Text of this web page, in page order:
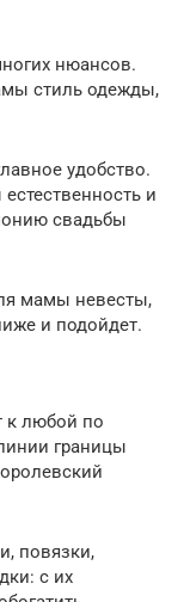
нюансов.
стиль одежды,
удобство.
и
свадьбы
мамы невесты,
и подойдет.
к любой по
границы
повязки,
с их